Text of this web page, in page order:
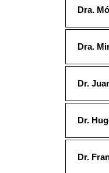
Dra.
Dra.
Dr.
Dr.
Dr.